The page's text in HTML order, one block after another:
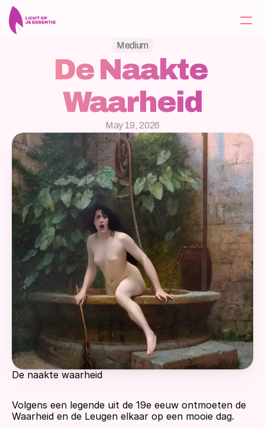
Home
Berichten
Contact
Aanbod
Medium
De Naakte
Waarheid
May 19, 2026
De naakte waarheid
Volgens een legende uit de 19e eeuw ontmoeten de
Waarheid en de Leugen elkaar op een mooie dag.